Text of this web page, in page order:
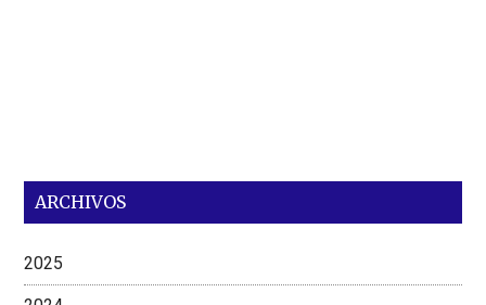
ARCHIVOS
2025